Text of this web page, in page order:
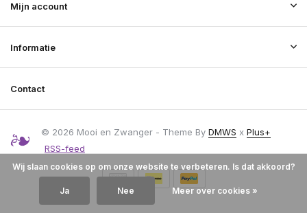
Mijn account
Informatie
Contact
© 2026 Mooi en Zwanger - Theme By DMWS x Plus+
RSS-feed
Wij slaan cookies op om onze website te verbeteren. Is dat akkoord?
Ja Nee Meer over cookies »